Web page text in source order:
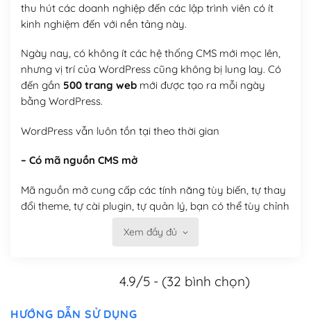
thu hút các doanh nghiệp đến các lập trình viên có ít
kinh nghiệm đến với nền tảng này.
Ngày nay, có không ít các hệ thống CMS mới mọc lên,
nhưng vị trí của WordPress cũng không bị lung lay. Có
đến gần 500 trang webmới được tạo ra mỗi ngày
bằng WordPress.
WordPress vẫn luôn tồn tại theo thời gian
– Có mã nguồn CMS mở
Mã nguồn mở cung cấp các tính năng tùy biến, tự thay
đổi theme, tự cài plugin, tự quản lý, bạn có thể tùy chỉnh
Có thể tùy biến trên website WordPress
Xem đầy đủ
4.9/5 - (32 bình chọn)
HƯỚNG DẪN SỬ DỤNG